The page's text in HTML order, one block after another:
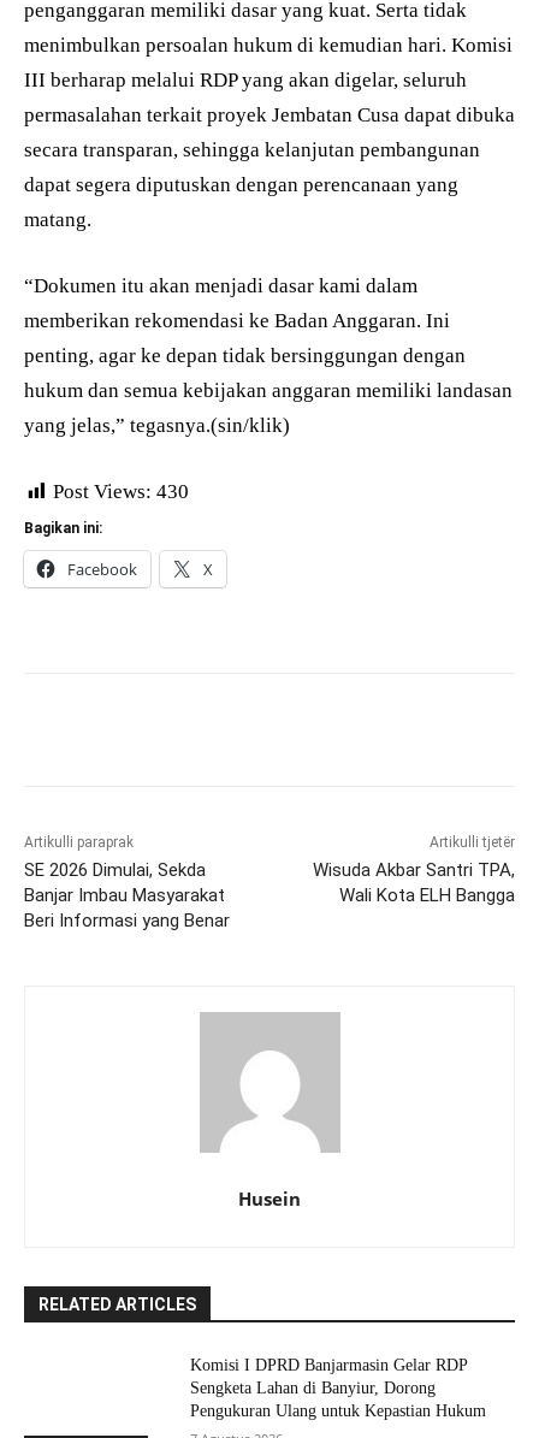
penganggaran memiliki dasar yang kuat. Serta tidak
menimbulkan persoalan hukum di kemudian hari. Komisi
III berharap melalui RDP yang akan digelar, seluruh
permasalahan terkait proyek Jembatan Cusa dapat dibuka
secara transparan, sehingga kelanjutan pembangunan
dapat segera diputuskan dengan perencanaan yang
matang.
“Dokumen itu akan menjadi dasar kami dalam
memberikan rekomendasi ke Badan Anggaran. Ini
penting, agar ke depan tidak bersinggungan dengan
hukum dan semua kebijakan anggaran memiliki landasan
yang jelas,” tegasnya.(sin/klik)
Post Views: 430
Bagikan ini:
Facebook X
Artikulli paraprak
SE 2026 Dimulai, Sekda
Banjar Imbau Masyarakat
Beri Informasi yang Benar
Artikulli tjetër
Wisuda Akbar Santri TPA,
Wali Kota ELH Bangga
Husein
RELATED ARTICLES
Komisi I DPRD Banjarmasin Gelar RDP
Sengketa Lahan di Banyiur, Dorong
Pengukuran Ulang untuk Kepastian Hukum